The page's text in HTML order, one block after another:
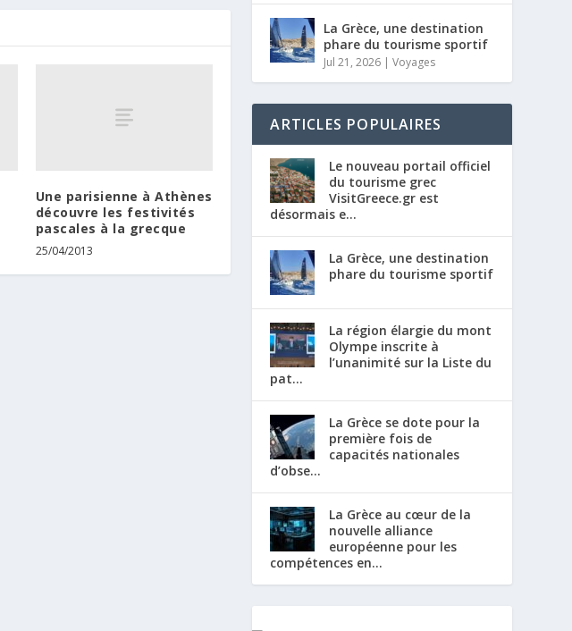
Une parisienne à Athènes
découvre les festivités
pascales à la grecque
25/04/2013
La Grèce, une destination
phare du tourisme sportif
Jul 21, 2026 |Voyages
ARTICLES POPULAIRES
Le nouveau portail officiel
du tourisme grec
VisitGreece.gr est
désormais e...
La Grèce, une destination
phare du tourisme sportif
La région élargie du mont
Olympe inscrite à
l’unanimité sur la Liste du
pat...
La Grèce se dote pour la
première fois de
capacités nationales
d’obse...
La Grèce au cœur de la
nouvelle alliance
européenne pour les
compétences en...